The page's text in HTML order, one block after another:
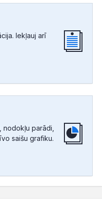
Iekļauj arī
parādi,
saišu grafiku.